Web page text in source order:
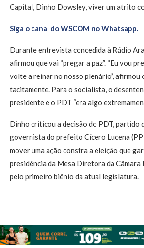
Capital, Dinho Dowsley, viver um atrito
Siga o canal do WSCOM no Whatsapp.
Durante entrevista concedida à Rádio
afirmou que vai “pregar a paz”. “Eu vou
volte a reinar no nosso plenário”, afirmou
tacitamente. Para o socialista, o
presidente e o PDT “era algo
Dinho criticou a decisão do PDT, partido
governista do prefeito Cícero Lucena
mover uma ação constra a eleição que
presidência da Mesa Diretora da Câmara
pelo primeiro biênio da atual legislatura.